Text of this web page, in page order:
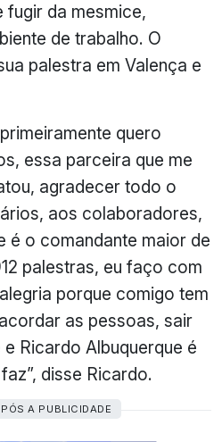
fugir da mesmice,
de trabalho. O
palestra em Valença e
quero
essa parceira que me
agradecer todo o
aos colaboradores,
é o comandante maior de
palestras, eu faço com
porque comigo tem
as pessoas, sair
Ricardo Albuquerque é
disse Ricardo.
A PUBLICIDADE